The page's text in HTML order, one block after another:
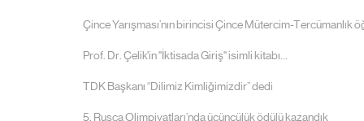
Çince Yarışması’nın birincisi Çince Mütercim-Tercümanlık
Prof. Dr. Çelik'in "İktisada Giriş" isimli kitabı...
TDK Başkanı “Dilimiz Kimliğimizdir” dedi
5. Rusça Olimpiyatları’nda üçüncülük ödülü kazandık